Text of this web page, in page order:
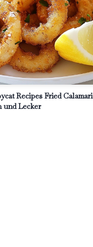
Recipes Fried Calamari
und Lecker